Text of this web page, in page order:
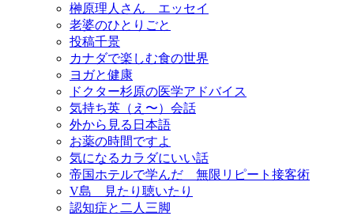
榊原理人さん エッセイ
老婆のひとりごと
投稿千景
カナダで楽しむ食の世界
ヨガと健康
ドクター杉原の医学アドバイス
気持ち英（え〜）会話
外から見る日本語
お薬の時間ですよ
気になるカラダにいい話
帝国ホテルで学んだ 無限リピート接客術
V島 見たり聴いたり
認知症と二人三脚